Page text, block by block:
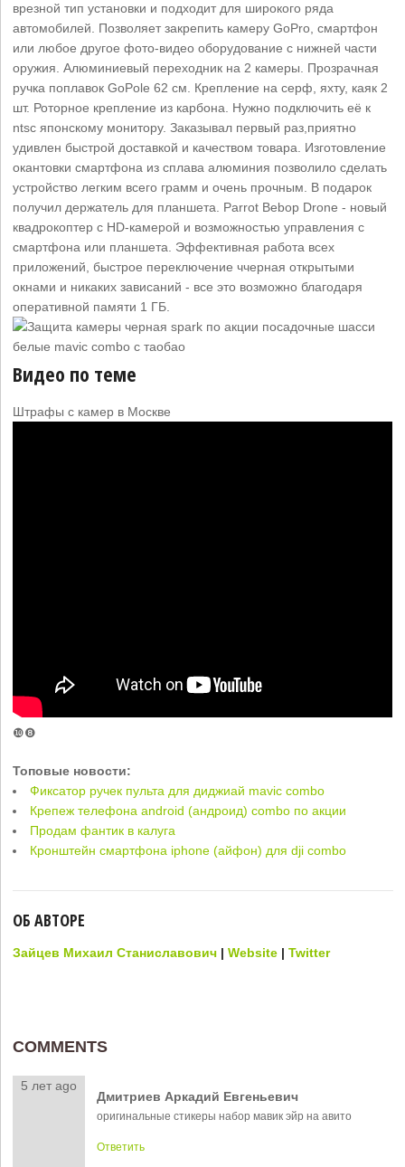
врезной тип установки и подходит для широкого ряда
автомобилей. Позволяет закрепить камеру GoPro, смартфон
или любое другое фото-видео оборудование с нижней части
оружия. Алюминиевый переходник на 2 камеры. Прозрачная
ручка поплавок GoPole 62 см. Крепление на серф, яхту, каяк 2
шт. Роторное крепление из карбона. Нужно подключить её к
ntsc японскому монитору. Заказывал первый раз,приятно
удивлен быстрой доставкой и качеством товара. Изготовление
окантовки смартфона из сплава алюминия позволило сделать
устройство легким всего грамм и очень прочным. В подарок
получил держатель для планшета. Parrot Bebop Drone - новый
квадрокоптер c HD-камерой и возможностью управления с
смартфона или планшета. Эффективная работа всех
приложений, быстрое переключение ччерная открытыми
окнами и никаких зависаний - все это возможно благодаря
оперативной памяти 1 ГБ.
Видео по теме
Штрафы с камер в Москве
❿❽
Топовые новости:
Фиксатор ручек пульта для диджиай mavic combo
Крепеж телефона android (андроид) combo по акции
Продам фантик в калуга
Кронштейн смартфона iphone (айфон) для dji combo
ОБ АВТОРЕ
Зайцев Михаил Станиславович |Website |Twitter
COMMENTS
5 лет ago
Дмитриев Аркадий Евгеньевич
оригинальные стикеры набор мавик эйр на авито
Ответить